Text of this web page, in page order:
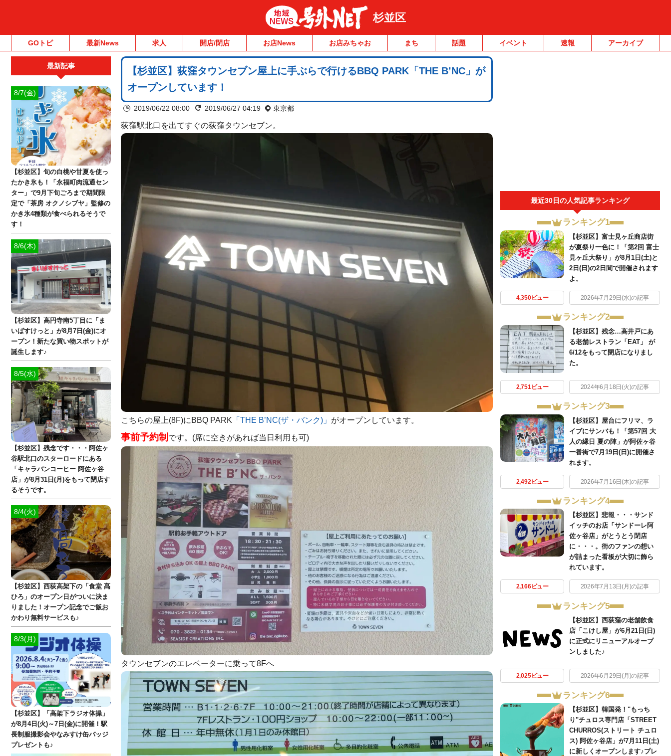
杉並区
GOトピ 最新News 求人 開店/閉店 お店News お店みちゃお まち 話題 イベント 速報 アーカイブ
【杉並区】荻窪タウンセブン屋上に手ぶらで行けるBBQ PARK「THE B’NC」が
オープンしています！
2019/06/22 08:00 2019/06/27 04:19 東京都
荻窪駅北口を出てすぐの荻窪タウンセブン。
こちらの屋上(8F)にBBQ PARK 「THE B’NC(ザ・バンク)」 がオープンしています。
事前予約制 です。(席に空きがあれば当日利用も可)
タウンセブンのエレベーターに乗って8Fへ
最近30日の人気記事ランキング
ランキング1
【杉並区】富士見ヶ丘商店街
が夏祭り一色に！「第2回 富士
見ヶ丘大祭り」が8月1日(土)と
2日(日)の2日間で開催されます
よ。
4,350ビュー 2026年7月29日(水)の記事
ランキング2
【杉並区】残念…高井戸にあ
る老舗レストラン「EAT」 が
6/12をもって閉店になりまし
た。
2,751ビュー 2024年6月18日(火)の記事
ランキング3
【杉並区】屋台にフリマ、ラ
イブにサンバも！「第57回 大
人の縁日 夏の陣」が阿佐ヶ谷
一番街で7月19日(日)に開催さ
れます。
2,492ビュー 2026年7月16日(木)の記事
ランキング4
【杉並区】悲報・・・サンド
イッチのお店「サンドーレ阿
佐ヶ谷店」がとうとう閉店
に・・・。街のファンの想い
が詰まった看板が大切に飾ら
れています。
2,166ビュー 2026年7月13日(月)の記事
ランキング5
【杉並区】西荻窪の老舗飲食
店「こけし屋」が6月21日(日)
に正式にリニューアルオープ
ンしました♪
2,025ビュー 2026年6月29日(月)の記事
ランキング6
【杉並区】韓国発！"もっち
り"チュロス専門店「STREET
CHURROS(ストリート チュロ
ス) 阿佐ヶ谷店」が7月11日(土)
に新しくオープンします♪プレ
最新記事
8/7(金)
【杉並区】旬の白桃や甘夏を使っ
たかき氷も！「永福町肉流通セン
ター」で9月下旬ごろまで期間限
定で「茶房 オクノシブヤ」監修の
かき氷4種類が食べられるそうで
す！
8/6(木)
【杉並区】高円寺南5丁目に「ま
いばすけっと」が8月7日(金)にオ
ープン！新たな買い物スポットが
誕生します♪
8/5(水)
【杉並区】残念です・・・阿佐ヶ
谷駅北口のスターロードにある
「キャラバンコーヒー 阿佐ヶ谷
店」が8月31日(月)をもって閉店す
るそうです。
8/4(火)
【杉並区】西荻高架下の「食堂 髙
ひろ」のオープン日がついに決ま
りました！オープン記念でご飯お
かわり無料サービスも♪
8/3(月)
【杉並区】「高架下ラジオ体操」
が8月4日(火)～7日(金)に開催！駅
長制服撮影会やなみすけ缶バッジ
プレゼントも♪